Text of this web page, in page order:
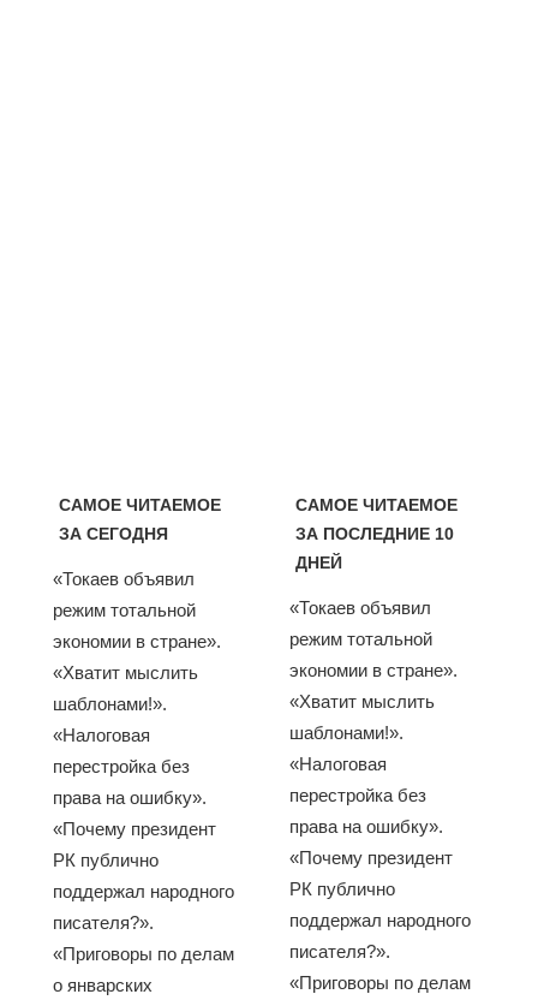
САМОЕ ЧИТАЕМОЕ
ЗА СЕГОДНЯ
«Токаев объявил
режим тотальной
экономии в стране».
«Хватит мыслить
шаблонами!».
«Налоговая
перестройка без
права на ошибку».
«Почему президент
РК публично
поддержал народного
писателя?».
«Приговоры по делам
о январских
САМОЕ ЧИТАЕМОЕ
ЗА ПОСЛЕДНИЕ 10
ДНЕЙ
«Токаев объявил
режим тотальной
экономии в стране».
«Хватит мыслить
шаблонами!».
«Налоговая
перестройка без
права на ошибку».
«Почему президент
РК публично
поддержал народного
писателя?».
«Приговоры по делам